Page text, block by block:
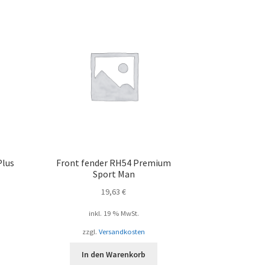
Front fender RH54 Premium
Sport Man
19,63€
inkl. 19 % MwSt.
zzgl.Versandkosten
In den Warenkorb